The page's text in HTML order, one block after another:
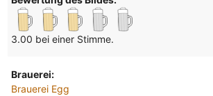
3.00 bei einer Stimme.
Brauerei:
Brauerei Egg